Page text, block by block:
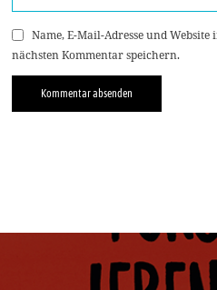
Name, E-Mail-Adresse und
nächsten Kommentar speichern.